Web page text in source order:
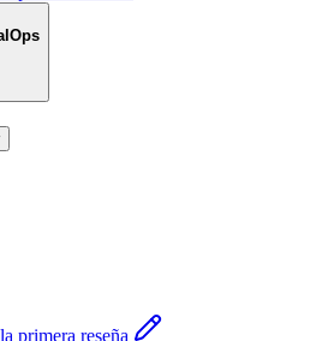
primera reseña